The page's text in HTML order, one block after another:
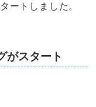
ートしました。
がスタート